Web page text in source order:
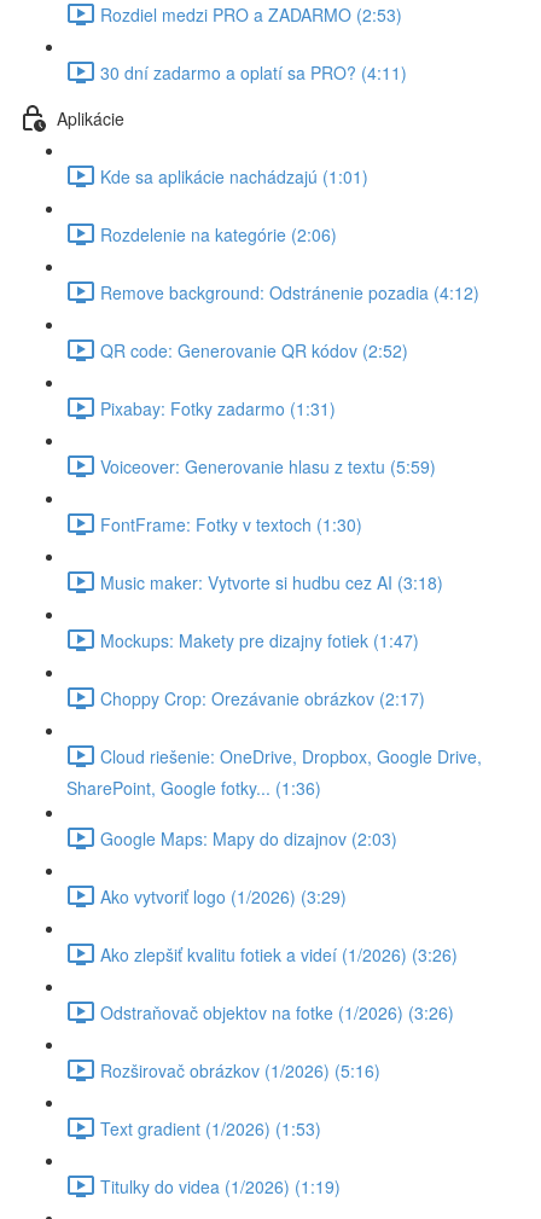
Rozdiel medzi PRO a ZADARMO (2:53)
30 dní zadarmo a oplatí sa PRO? (4:11)
Aplikácie
Kde sa aplikácie nachádzajú (1:01)
Rozdelenie na kategórie (2:06)
Remove background: Odstránenie pozadia (4:12)
QR code: Generovanie QR kódov (2:52)
Pixabay: Fotky zadarmo (1:31)
Voiceover: Generovanie hlasu z textu (5:59)
FontFrame: Fotky v textoch (1:30)
Music maker: Vytvorte si hudbu cez AI (3:18)
Mockups: Makety pre dizajny fotiek (1:47)
Choppy Crop: Orezávanie obrázkov (2:17)
Cloud riešenie: OneDrive, Dropbox, Google Drive,
SharePoint, Google fotky... (1:36)
Google Maps: Mapy do dizajnov (2:03)
Ako vytvoriť logo (1/2026) (3:29)
Ako zlepšiť kvalitu fotiek a videí (1/2026) (3:26)
Odstraňovač objektov na fotke (1/2026) (3:26)
Rozširovač obrázkov (1/2026) (5:16)
Text gradient (1/2026) (1:53)
Titulky do videa (1/2026) (1:19)